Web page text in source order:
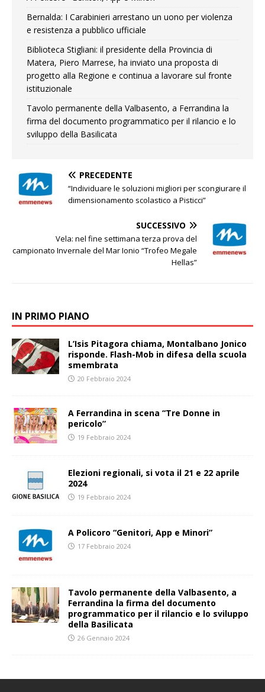
Bernalda: I Carabinieri arrestano un uono per violenza
e resistenza a pubblico ufficiale
Biblioteca Stigliani: il presidente della Provincia di
Matera, Piero Marrese, ha inviato una proposta di
progetto alla Regione e continua a lavorare sul fronte
istituzionale
Tavolo permanente della Valbasento, a Ferrandina la
firma del documento programmatico per il rilancio e lo
sviluppo della Basilicata
PRECEDENTE
“Individuare le soluzioni migliori per scongiurare il
dimensionamento scolastico a Pisticci”
SUCCESSIVO
Vela: nel fine settimana terza prova del
campionato Invernale del Mar Ionio “Trofeo Megale
Hellas”
IN PRIMO PIANO
L’Isis Pitagora chiama, Montalbano Jonico
risponde. Flash-Mob in difesa della scuola
smembrata
20 Febbraio 2024
A Ferrandina in scena “Tre Donne in
pericolo”
19 Febbraio 2024
Elezioni regionali, si vota il 21 e 22 aprile
2024
19 Febbraio 2024
A Policoro “Genitori, App e Minori”
17 Febbraio 2024
Tavolo permanente della Valbasento, a
Ferrandina la firma del documento
programmatico per il rilancio e lo sviluppo
della Basilicata
26 Gennaio 2024